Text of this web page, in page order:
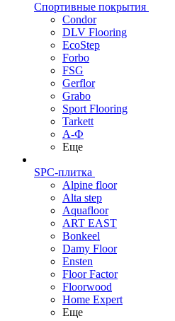
Спортивные покрытия
Condor
DLV Flooring
EcoStep
Forbo
FSG
Gerflor
Grabo
Sport Flooring
Tarkett
А-Ф
Еще
SPC-плитка
Alpine floor
Alta step
Aquafloor
ART EAST
Bonkeel
Damy Floor
Ensten
Floor Factor
Floorwood
Home Expert
Еще